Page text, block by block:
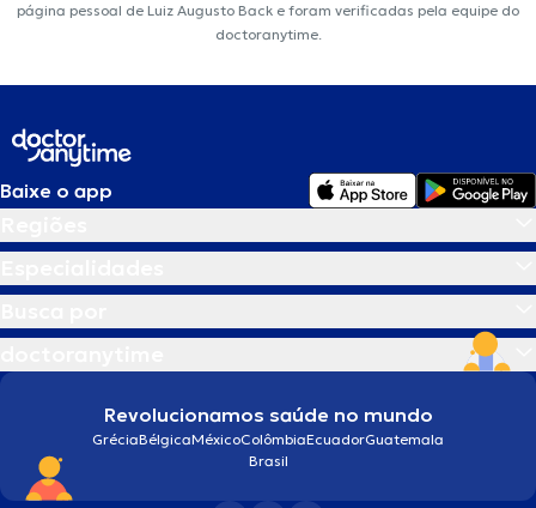
página pessoal de Luiz Augusto Back e foram verificadas pela equipe do
doctoranytime.
Baixe o app
Revolucionamos saúde no mundo
GréciaBélgicaMéxicoColômbiaEcuadorGuatemala
Brasil